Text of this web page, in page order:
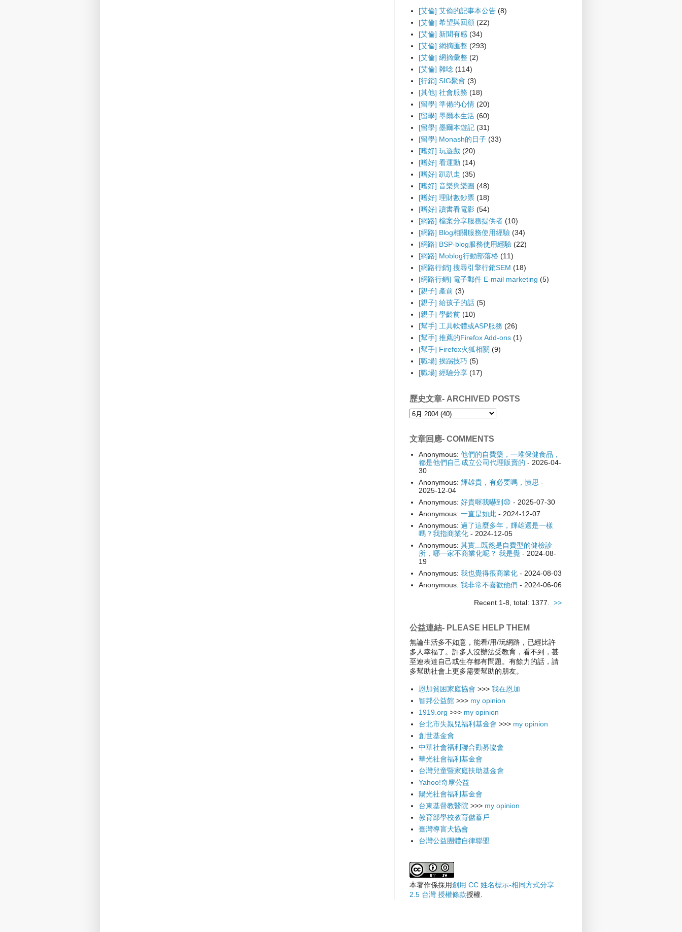
[艾倫] 艾倫的記事本公告 (8)
[艾倫] 希望與回顧 (22)
[艾倫] 新聞有感 (34)
[艾倫] 網摘匯整 (293)
[艾倫] 網摘彙整 (2)
[艾倫] 雜唸 (114)
[行銷] SIG聚會 (3)
[其他] 社會服務 (18)
[留學] 準備的心情 (20)
[留學] 墨爾本生活 (60)
[留學] 墨爾本遊記 (31)
[留學] Monash的日子 (33)
[嗜好] 玩遊戲 (20)
[嗜好] 看運動 (14)
[嗜好] 趴趴走 (35)
[嗜好] 音樂與樂團 (48)
[嗜好] 理財數鈔票 (18)
[嗜好] 讀書看電影 (54)
[網路] 檔案分享服務提供者 (10)
[網路] Blog相關服務使用經驗 (34)
[網路] BSP-blog服務使用經驗 (22)
[網路] Moblog行動部落格 (11)
[網路行銷] 搜尋引擎行銷SEM (18)
[網路行銷] 電子郵件 E-mail marketing (5)
[親子] 產前 (3)
[親子] 給孩子的話 (5)
[親子] 學齡前 (10)
[幫手] 工具軟體或ASP服務 (26)
[幫手] 推薦的Firefox Add-ons (1)
[幫手] Firefox火狐相關 (9)
[職場] 挨踢技巧 (5)
[職場] 經驗分享 (17)
歷史文章- ARCHIVED POSTS
文章回應- COMMENTS
Anonymous: 他們的自費藥，一堆保健食品，
都是他們自己成立公司代理販賣的 - 2026-04-
30
Anonymous: 輝雄貴，有必要嗎，慎思 -
2025-12-04
Anonymous: 好貴喔我嚇到😟 - 2025-07-30
Anonymous: 一直是如此- 2024-12-07
Anonymous: 過了這麼多年，輝雄還是一樣
嗎？我指商業化- 2024-12-05
Anonymous: 其實...既然是自費型的健檢診
所，哪一家不商業化呢？ 我是覺- 2024-08-
19
Anonymous: 我也覺得很商業化- 2024-08-03
Anonymous: 我非常不喜歡他們 - 2024-06-06
Recent 1-8, total: 1377. >>
公益連結- PLEASE HELP THEM
無論生活多不如意，能看/用/玩網路，已經比許
多人幸福了。許多人沒辦法受教育，看不到，甚
至連表達自己或生存都有問題。有餘力的話，請
多幫助社會上更多需要幫助的朋友。
恩加貧困家庭協會 >>> 我在恩加
智邦公益館>>> my opinion
1919.org >>> my opinion
台北市失親兒福利基金會 >>> my opinion
創世基金會
中華社會福利聯合勸募協會
華光社會福利基金會
台灣兒童暨家庭扶助基金會
Yahoo!奇摩公益
陽光社會福利基金會
台東基督教醫院>>> my opinion
教育部學校教育儲蓄戶
臺灣導盲犬協會
台灣公益團體自律聯盟
本著作係採用創用 CC 姓名標示-相同方式分享
2.5 台灣 授權條款授權.